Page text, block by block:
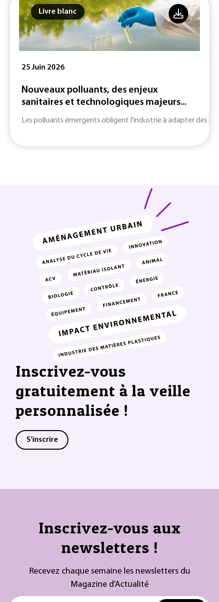
Livre blanc
25 Juin 2026
Nouveaux polluants, des enjeux
sanitaires et technologiques majeurs...
Les polluants émergents obligent l'industrie à adapter des
Inscrivez-vous
gratuitement à la veille
personnalisée !
S'inscrire
Inscrivez-vous aux
newsletters !
Recevez chaque semaine les newsletters du
Magazine d’Actualité